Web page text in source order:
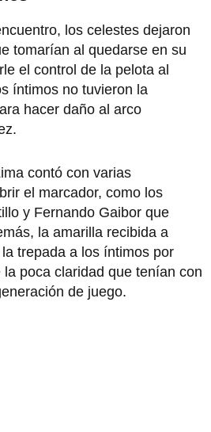
los celestes dejaron
tomarían al quedarse en su
el control de la pelota al
íntimos no tuvieron la
hacer daño al arco
contó con varias
el marcador, como los
y Fernando Gaibor que
la amarilla recibida a
trepada a los íntimos por
poca claridad que tenían con
de juego.